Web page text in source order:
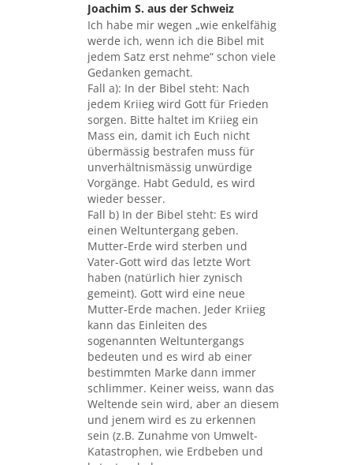
Joachim S. aus der Schweiz
sagte:
Ich habe mir wegen „wie enkelfähig
werde ich, wenn ich die Bibel mit
jedem Satz erst nehme“ schon viele
Gedanken gemacht.
Fall a): In der Bibel steht: Nach
jedem Kriieg wird Gott für Frieden
sorgen. Bitte haltet im Kriieg ein
Mass ein, damit ich Euch nicht
übermässig bestrafen muss für
unverhältnismässig unwürdige
Vorgänge. Habt Geduld, es wird
wieder besser.
Fall b) In der Bibel steht: Es wird
einen Weltuntergang geben.
Mutter-Erde wird sterben und
Vater-Gott wird das letzte Wort
haben (natürlich hier zynisch
gemeint). Gott wird eine neue
Mutter-Erde machen. Jeder Kriieg
kann das Einleiten des
sogenannten Weltuntergangs
bedeuten und es wird ab einer
bestimmten Marke dann immer
schlimmer. Keiner weiss, wann das
Weltende sein wird, aber an diesem
und jenem wird es zu erkennen
sein (z.B. Zunahme von Umwelt-
Katastrophen, wie Erdbeben und